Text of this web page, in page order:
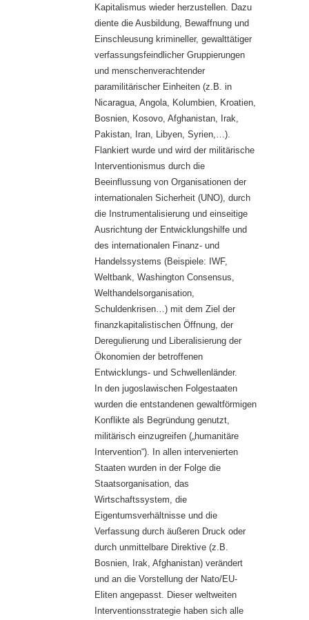
Kapitalismus wieder herzustellen. Dazu
diente die Ausbildung, Bewaffnung und
Einschleusung krimineller, gewalttätiger
verfassungsfeindlicher Gruppierungen
und menschenverachtender
paramilitärischer Einheiten (z.B. in
Nicaragua, Angola, Kolumbien, Kroatien,
Bosnien, Kosovo, Afghanistan, Irak,
Pakistan, Iran, Libyen, Syrien,…).
Flankiert wurde und wird der militärische
Interventionismus durch die
Beeinflussung von Organisationen der
internationalen Sicherheit (UNO), durch
die Instrumentalisierung und einseitige
Ausrichtung der Entwicklungshilfe und
des internationalen Finanz- und
Handelssystems (Beispiele: IWF,
Weltbank, Washington Consensus,
Welthandelsorganisation,
Schuldenkrisen…) mit dem Ziel der
finanzkapitalistischen Öffnung, der
Deregulierung und Liberalisierung der
Ökonomien der betroffenen
Entwicklungs- und Schwellenländer.
In den jugoslawischen Folgestaaten
wurden die entstandenen gewaltförmigen
Konflikte als Begründung genutzt,
militärisch einzugreifen („humanitäre
Intervention“). In allen intervenierten
Staaten wurden in der Folge die
Staatsorganisation, das
Wirtschaftssystem, die
Eigentumsverhältnisse und die
Verfassung durch äußeren Druck oder
durch unmittelbare Direktive (z.B.
Bosnien, Irak, Afghanistan) verändert
und an die Vorstellung der Nato/EU-
Eliten angepasst. Dieser weltweiten
Interventionsstrategie haben sich alle